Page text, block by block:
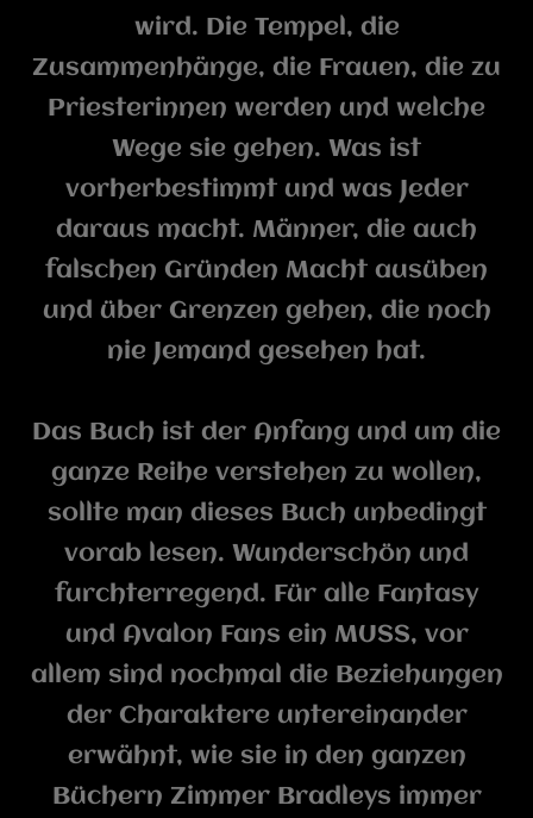
wird. Die Tempel, die
Zusammenhänge, die Frauen, die zu
Priesterinnen werden und welche
Wege sie gehen. Was ist
vorherbestimmt und was Jeder
daraus macht. Männer, die auch
falschen Gründen Macht ausüben
und über Grenzen gehen, die noch
nie Jemand gesehen hat.
Das Buch ist der Anfang und um die
ganze Reihe verstehen zu wollen,
sollte man dieses Buch unbedingt
vorab lesen. Wunderschön und
furchterregend. Für alle Fantasy
und Avalon Fans ein MUSS, vor
allem sind nochmal die Beziehungen
der Charaktere untereinander
erwähnt, wie sie in den ganzen
Büchern Zimmer Bradleys immer